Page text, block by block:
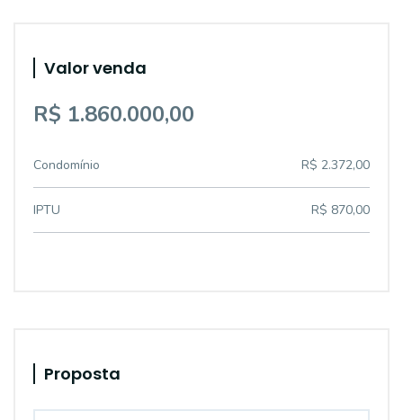
Valor venda
R$ 1.860.000,00
Condomínio R$ 2.372,00
IPTU R$ 870,00
Proposta